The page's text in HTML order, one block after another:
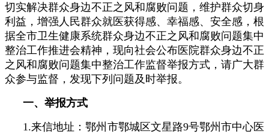
切实解决群众身边不正之风和腐败问题，维护群众切身
利益，增强人民群众就医获得感、幸福感、安全感，根
据全市卫生健康系统群众身边不正之风和腐败问题集中
整治工作推进会精神，现向社会公布医院群众身边不正
之风和腐败问题集中整治工作监督举报方式，请广大群
众参与监督，发现下列问题及时举报。
一、举报方式
1.来信地址：鄂州市鄂城区文星路9号鄂州市中心医